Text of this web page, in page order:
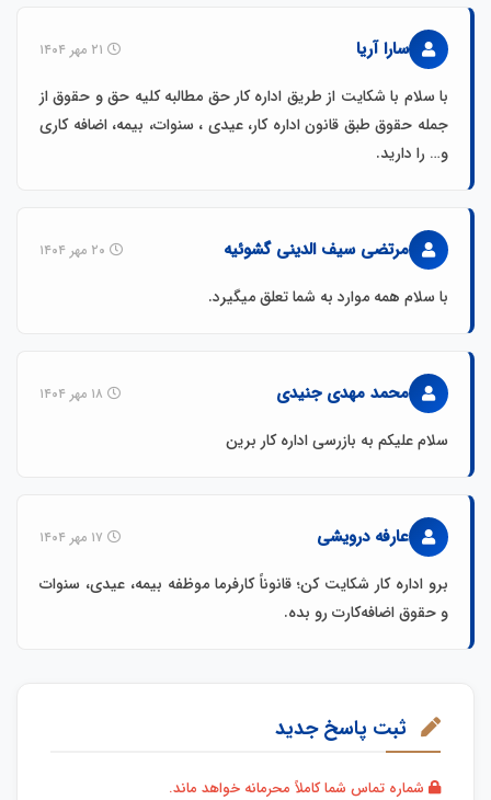
سارا آریا
با سلام با شکایت از طریق اداره کار حق مطالبه کلیه حق و حقوق از
جمله حقوق طبق قانون اداره کار، عیدی ، سنوات، بیمه، اضافه کاری
و… را دارید.
مرتضی سیف الدینی گشوئیه
با سلام همه موارد به شما تعلق میگیرد.
محمد مهدی جنیدی
سلام علیکم به بازرسی اداره کار برین
عارفه درویشی
برو اداره کار شکایت کن؛ قانوناً کارفرما موظفه بیمه، عیدی، سنوات
و حقوق اضافه‌کارت رو بده.
ثبت پاسخ جدید
شماره تماس شما کاملاً محرمانه خواهد ماند.